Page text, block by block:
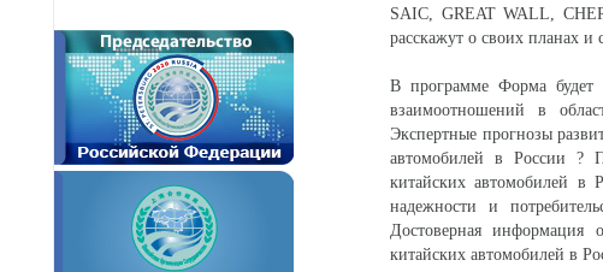
SAIC, GREAT WALL,
расскажут о своих планах и
В программе Форма будет
взаимоотношений в
Экспертные прогнозы
автомобилей в России ?
китайских автомобилей в
надежности и
Достоверная информация
китайских автомобилей в